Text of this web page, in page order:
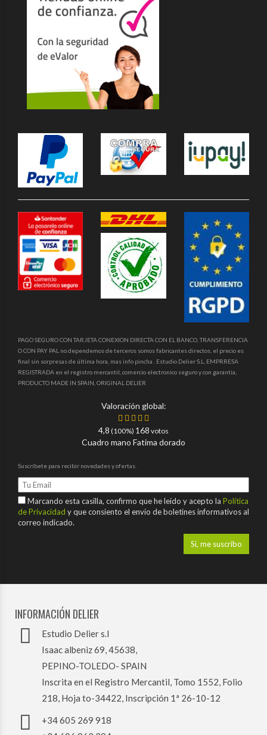
PAGO SEGURO CON TARJETA CONEXION DIRECTA CON EL BANCO, TRANSFERENCIA
O CON PAY PAL no dependemos de terceros somos fabricantes directos, el precio es
final sin sorpresas de última hora, mas info pincha . Estudio Delier S.L, EMPRRESA
REGISTRADA en el registro mercantil, comercio electronico seguro y con garantia,
PRODUCTO MADE IN SPAIN, ORIGINAL DELIER
Valoración global:
4,8 (100%) 168 votos
Cuadro mano Fatima dorado
Suscríbete para recibir novedades y ofertas.
Marcando esta casilla, confirmo que he leído y acepto la Política
de Privacidad y que consiento el envío de boletines informativos al
correo indicado.
INFORMACIÓN DELIER
Estudio Delier s.l
Isaac albeniz 69, 45638,
PEPINO-TOLEDO- SPAIN
Inscrita en el Registro Mercantil, Tomo 1552, Folio
218, Hoja to-34422, Inscripción 1ª 26-10-12
+34 605 269 918